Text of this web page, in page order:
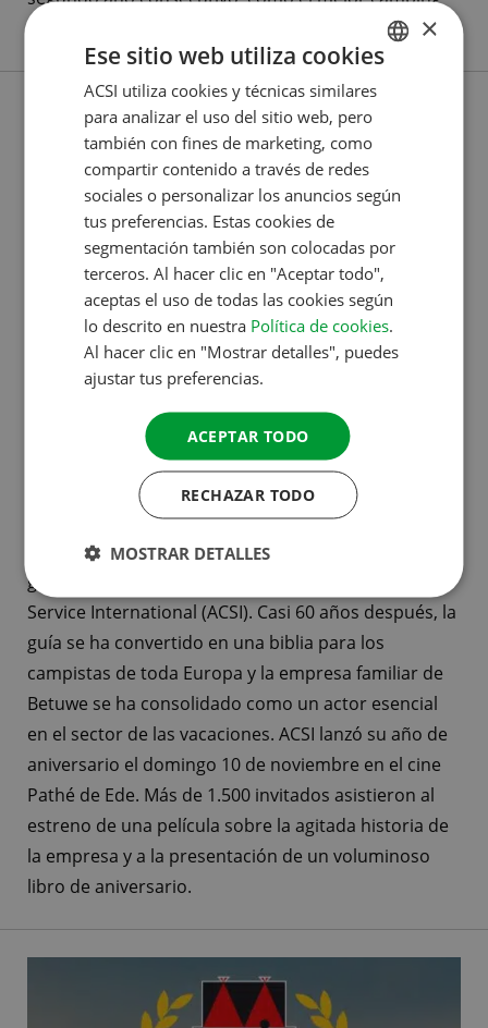
de…
EL ESPECIALISTA EN CAMPINGS ACSI INICIA
SU AÑO DE ANIVERSARIO CON UN LIBRO Y
UNA PELÍCULA PROPIOS
En 1965, el maestro Ed van Reine publicó su primera
guía de campings bajo el nombre de Auto Camper
Service International (ACSI). Casi 60 años después, la
guía se ha convertido en una biblia para los
campistas de toda Europa y la empresa familiar de
Betuwe se ha consolidado como un actor esencial
en el sector de las vacaciones. ACSI lanzó su año de
aniversario el domingo 10 de noviembre en el cine
Pathé de Ede. Más de 1.500 invitados asistieron al
estreno de una película sobre la agitada historia de
la empresa y a la presentación de un voluminoso
libro de aniversario.
DUTCH
ENGLISH
GERMAN
DANISH
SPANISH
SWEDISH
×
Ese sitio web utiliza cookies
ACSI utiliza cookies y técnicas similares
para analizar el uso del sitio web, pero
también con fines de marketing, como
compartir contenido a través de redes
sociales o personalizar los anuncios según
tus preferencias. Estas cookies de
segmentación también son colocadas por
terceros. Al hacer clic en "Aceptar todo",
aceptas el uso de todas las cookies según
lo descrito en nuestra Política de cookies.
Al hacer clic en "Mostrar detalles", puedes
ajustar tus preferencias.
ACEPTAR TODO
RECHAZAR TODO
MOSTRAR DETALLES